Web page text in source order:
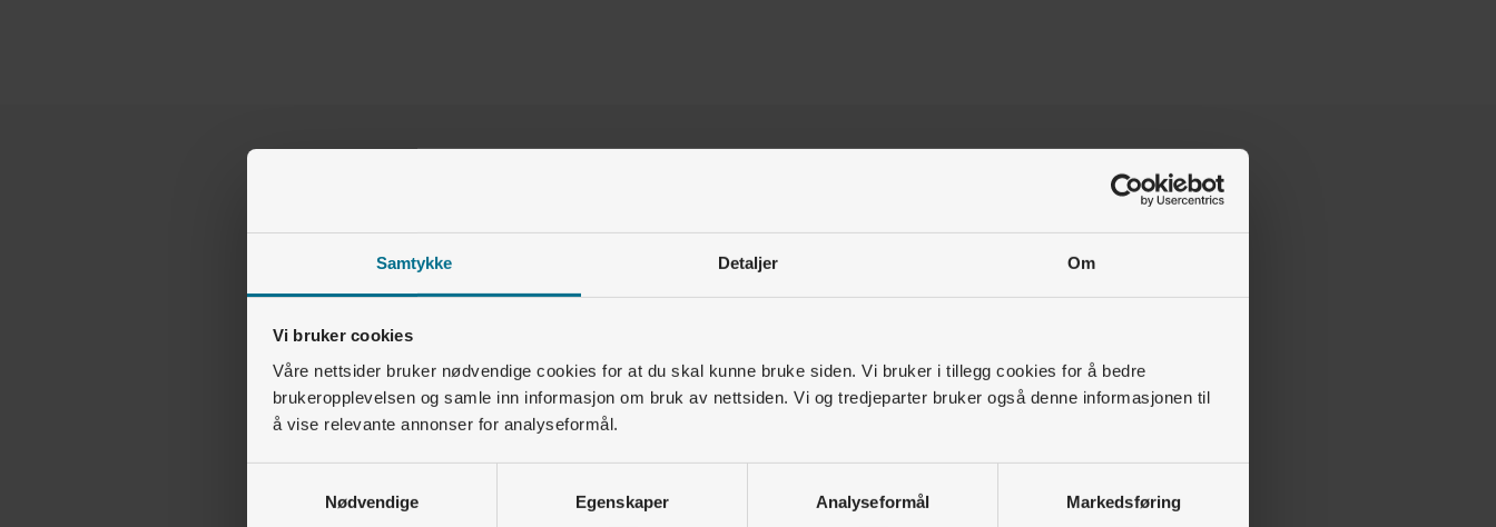
Samtykke Detaljer Om
Vi bruker cookies
Våre nettsider bruker nødvendige cookies for at du skal kunne bruke siden. Vi bruker i tillegg cookies for å bedre
brukeropplevelsen og samle inn informasjon om bruk av nettsiden. Vi og tredjeparter bruker også denne informasjonen til
å vise relevante annonser for analyseformål.
Nødvendige
Egenskaper Analyseformål Markedsføring
Var denne artikkelen nyttig for deg?
synes dette var nyttig
Relaterte artikler
Kundeforhold • Faktura og betaling
Hva er forskjellen på eFaktura og Avtalegiro?
Hvorfor kommer fakturaen for ice fra Lyse Tele AS?